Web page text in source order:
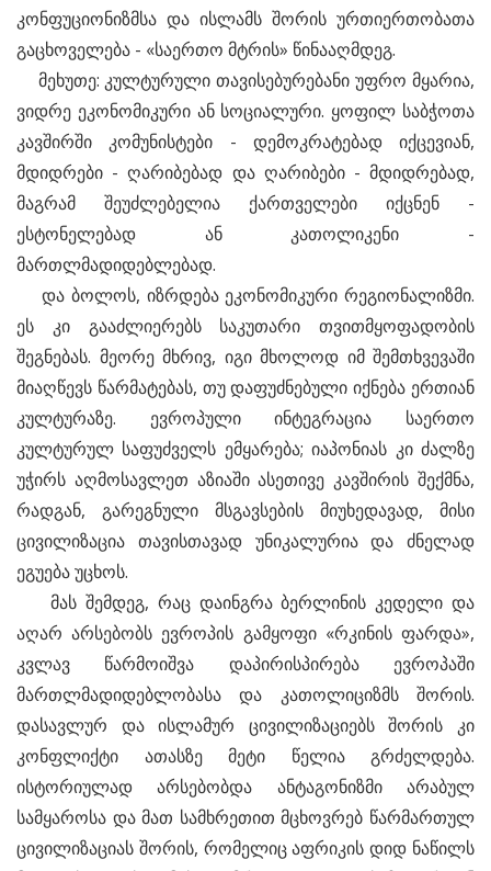
კონფუციონიზმსა და ისლამს შორის ურთიერთობათა
გაცხოველება - «საერთო მტრის» წინააღმდეგ.
მეხუთე: კულტურული თავისებურებანი უფრო მყარია,
ვიდრე ეკონომიკური ან სოციალური. ყოფილ საბჭოთა
კავშირში კომუნისტები - დემოკრატებად იქცევიან,
მდიდრები - ღარიბებად და ღარიბები - მდიდრებად,
მაგრამ შეუძლებელია ქართველები იქცნენ -
ესტონელებად ან კათოლიკენი -
მართლმადიდებლებად.
და ბოლოს, იზრდება ეკონომიკური რეგიონალიზმი.
ეს კი გააძლიერებს საკუთარი თვითმყოფადობის
შეგნებას. მეორე მხრივ, იგი მხოლოდ იმ შემთხვევაში
მიაღწევს წარმატებას, თუ დაფუძნებული იქნება ერთიან
კულტურაზე. ევროპული ინტეგრაცია საერთო
კულტურულ საფუძველს ემყარება; იაპონიას კი ძალზე
უჭირს აღმოსავლეთ აზიაში ასეთივე კავშირის შექმნა,
რადგან, გარეგნული მსგავსების მიუხედავად, მისი
ცივილიზაცია თავისთავად უნიკალურია და ძნელად
ეგუება უცხოს.
მას შემდეგ, რაც დაინგრა ბერლინის კედელი და
აღარ არსებობს ევროპის გამყოფი «რკინის ფარდა»,
კვლავ წარმოიშვა დაპირისპირება ევროპაში
მართლმადიდებლობასა და კათოლიციზმს შორის.
დასავლურ და ისლამურ ცივილიზაციებს შორის კი
კონფლიქტი ათასზე მეტი წელია გრძელდება.
ისტორიულად არსებობდა ანტაგონიზმი არაბულ
სამყაროსა და მათ სამხრეთით მცხოვრებ წარმართულ
ცივილიზაციას შორის, რომელიც აფრიკის დიდ ნაწილს